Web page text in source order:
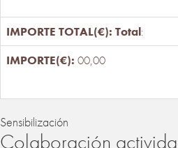
Total:
00,00
Sensibilización
Colaboración